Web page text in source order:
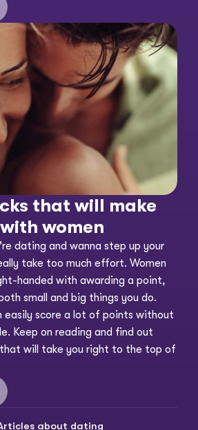
that will make
women
dating and wanna step up your
take too much effort. Women
handed with awarding a point,
small and big things you do.
easily score a lot of points without
Keep on reading and find out
will take you right to the top of
about dating